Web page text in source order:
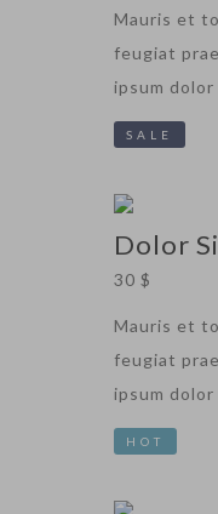
Mauris et
feugiat
ipsum
SALE
Dolor
30 $
Mauris et
feugiat
ipsum
HOT